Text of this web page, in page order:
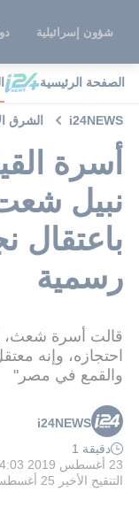
شؤون إسرائيلية
الصفحة الرئيسية
i24NEWS الشرق
أسرة
نبيل
باعتقال
رسمية
قالت أسرة شعث،
احتجازه، وإنه
والقمع في مصر"
i24NEWS
دقيقة 1
23 أغسطس 2019 04:03 م
التنقيح الأخير 25 أغسطس 2019 11:25 ص